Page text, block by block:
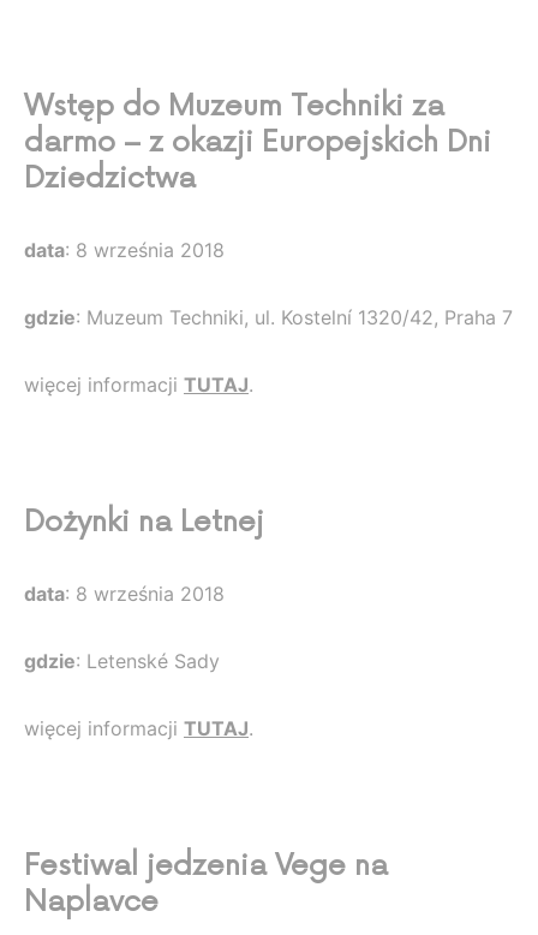
Wstęp do Muzeum Techniki za
darmo – z okazji Europejskich Dni
Dziedzictwa
data: 8 września 2018
gdzie: Muzeum Techniki, ul. Kostelní 1320/42, Praha 7
więcej informacji TUTAJ.
Dożynki na Letnej
data: 8 września 2018
gdzie: Letenské Sady
więcej informacji TUTAJ.
Festiwal jedzenia Vege na
Naplavce